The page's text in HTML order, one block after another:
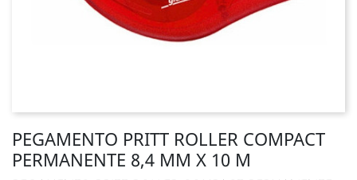
PEGAMENTO PRITT ROLLER COMPACT
PERMANENTE 8,4 MM X 10 M